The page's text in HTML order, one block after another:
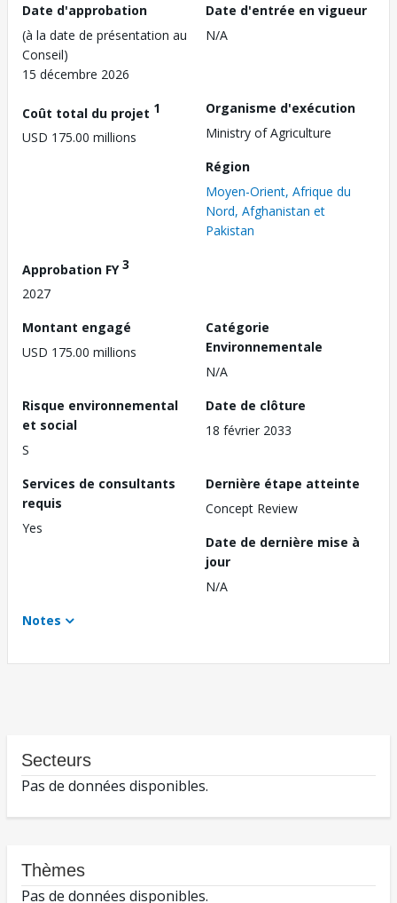
Date d'approbation
(à la date de présentation au
Conseil)
15 décembre 2026
Date d'entrée en vigueur
N/A
Coût total du projet 1
USD 175.00 millions
Organisme d'exécution
Ministry of Agriculture
Région
Moyen-Orient, Afrique du
Nord, Afghanistan et
Pakistan
Approbation FY3
2027
Montant engagé
USD 175.00 millions
Catégorie
Environnementale
N/A
Risque environnemental
et social
S
Date de clôture
18 février 2033
Services de consultants
requis
Yes
Dernière étape atteinte
Concept Review
Date de dernière mise à
jour
N/A
Notes
Secteurs
Pas de données disponibles.
Thèmes
Pas de données disponibles.